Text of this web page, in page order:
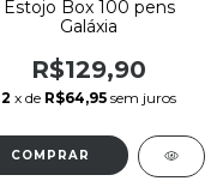
Estojo Box 100 pens
Galáxia
R$129,90
2 x de R$64,95 sem juros